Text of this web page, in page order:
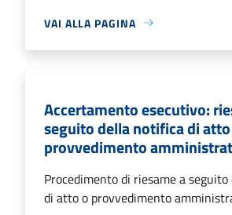
VAI ALLA PAGINA
Accertamento esecutivo:
seguito della notifica di
provvedimento
Procedimento di riesame a
di atto o provvedimento